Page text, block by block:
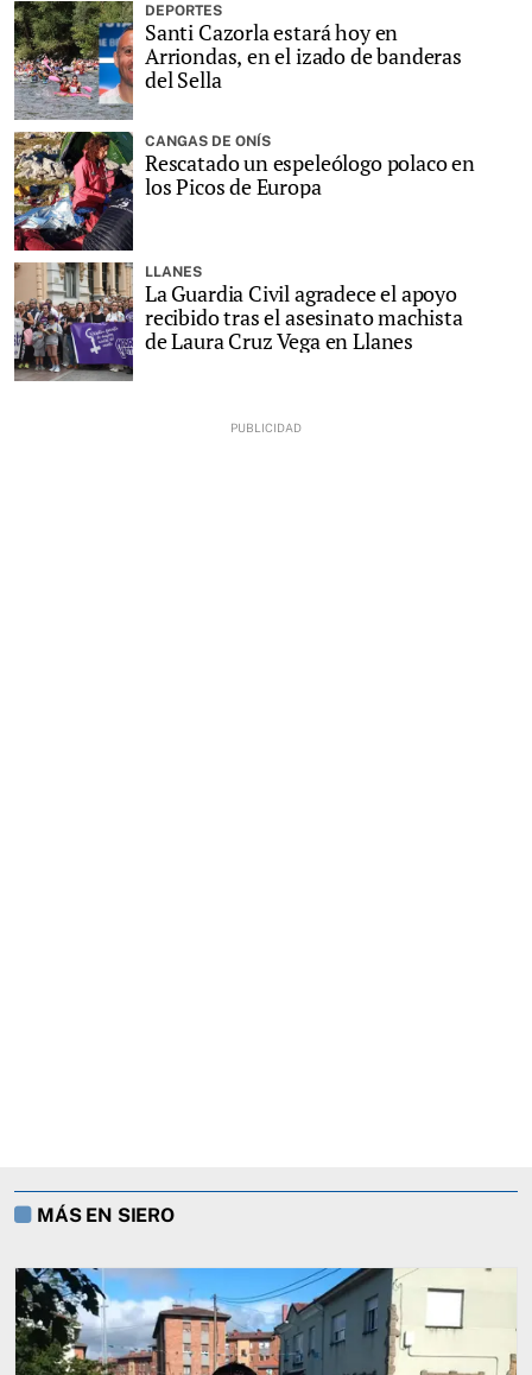
DEPORTES
Santi Cazorla estará hoy en
Arriondas, en el izado de banderas
del Sella
CANGAS DE ONÍS
Rescatado un espeleólogo polaco en
los Picos de Europa
LLANES
La Guardia Civil agradece el apoyo
recibido tras el asesinato machista
de Laura Cruz Vega en Llanes
MÁS EN SIERO